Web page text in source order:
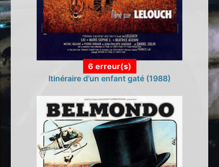
6 erreur(s)
Itinéraire d'un enfant gaté (1988)